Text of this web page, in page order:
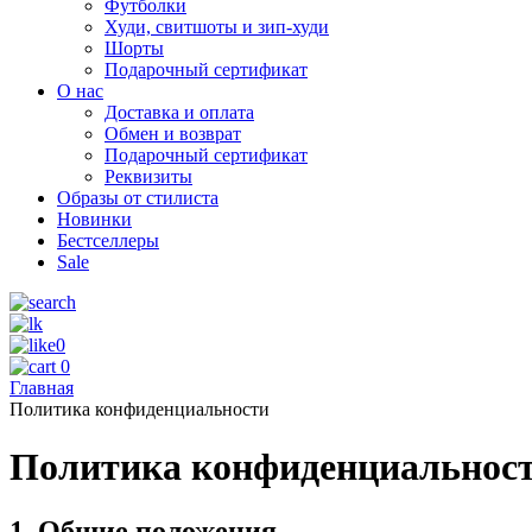
Футболки
Худи, свитшоты и зип-худи
Шорты
Подарочный сертификат
О нас
Доставка и оплата
Обмен и возврат
Подарочный сертификат
Реквизиты
Образы от стилиста
Новинки
Бестселлеры
Sale
0
0
Главная
Политика конфиденциальности
Политика